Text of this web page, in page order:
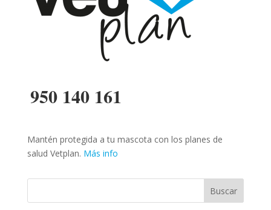
950 140 161
Mantén protegida a tu mascota con los planes de
salud Vetplan. Más info